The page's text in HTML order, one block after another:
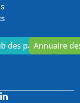
des partenaires
Annuaire